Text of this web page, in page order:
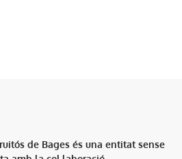
de Bages és una entitat sense